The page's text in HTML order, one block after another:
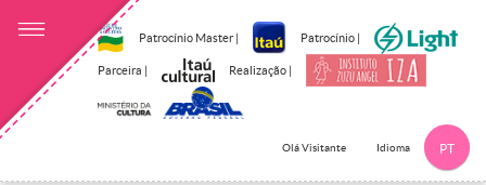
Patrocínio Master | Patrocínio |
Parceira | Realização |
Olá Visitante Idioma PT